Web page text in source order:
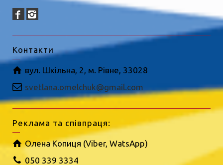
Контакти
вул. Шкільна, 2, м. Рівне, 33028
svetlana.omelchuk@gmail.com
Реклама та співпраця:
Олена Копиця (Viber, WatsApp)
050 339 3334